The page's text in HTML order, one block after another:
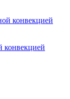
конвекцией